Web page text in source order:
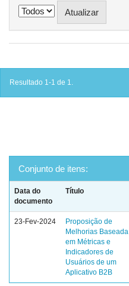
Resultado 1-1 de 1.
Conjunto de itens:
Data do
documento
Título
23-Fev-2024
Proposição de
Melhorias Baseada
em Métricas e
Indicadores de
Usuários de um
Aplicativo B2B